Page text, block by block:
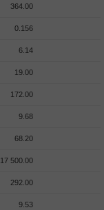
364.00
0.156
6.14
19.00
172.00
9.68
68.20
17 500.00
292.00
9.53